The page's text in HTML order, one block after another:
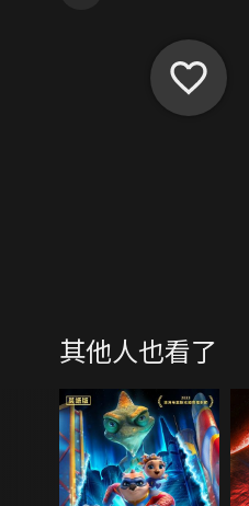
其他人也看了